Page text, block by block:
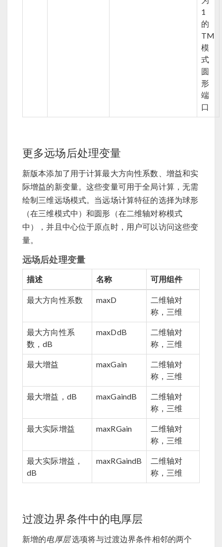
1
的
TM
模
式
圆
形
端
口
更多远场后处理变量
新版本添加了用于计算最大方向性系数、增益和实
际增益的新变量。这些变量可用于全局计算，无需
绘制三维远场模式。当远场计算特征的选择为球形
（在三维模式中）和圆形（在二维轴对称模式
中），并且中心位于原点时，用户可以访问这些变
量。
远场后处理变量
描述 名称 可用组件
最大方向性系数 maxD
二维轴对
称，三维
最大方向性系
数，dB
maxDdB
二维轴对
称，三维
最大增益 maxGain
二维轴对
称，三维
最大增益，dB maxGaindB
二维轴对
称，三维
最大实际增益 maxRGain
二维轴对
称，三维
最大实际增益，
dB
maxRGaindB
二维轴对
称，三维
过渡边界条件中的电厚层
新增的电厚层选项将与过渡边界条件相邻的两个